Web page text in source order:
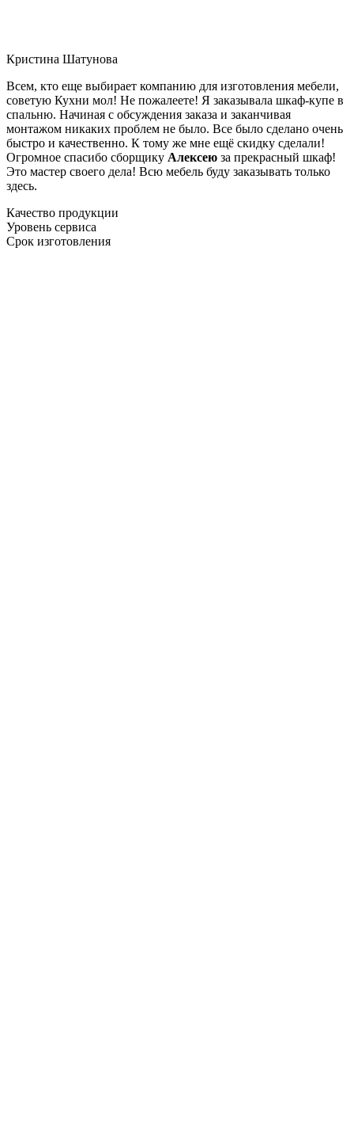
Кристина Шатунова
Всем, кто еще выбирает компанию для изготовления мебели,
советую Кухни мол! Не пожалеете! Я заказывала шкаф-купе в
спальню. Начиная с обсуждения заказа и заканчивая
монтажом никаких проблем не было. Все было сделано очень
быстро и качественно. К тому же мне ещё скидку сделали!
Огромное спасибо сборщику Алексею за прекрасный шкаф!
Это мастер своего дела! Всю мебель буду заказывать только
здесь.
Качество продукции
Уровень сервиса
Срок изготовления